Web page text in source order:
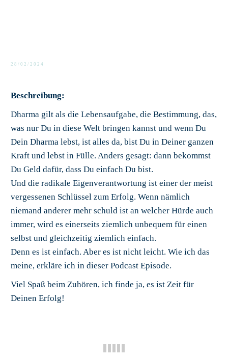
28/02/2024
Beschreibung:
Dharma gilt als die Lebensaufgabe, die Bestimmung, das,
was nur Du in diese Welt bringen kannst und wenn Du
Dein Dharma lebst, ist alles da, bist Du in Deiner ganzen
Kraft und lebst in Fülle. Anders gesagt: dann bekommst
Du Geld dafür, dass Du einfach Du bist.
Und die radikale Eigenverantwortung ist einer der meist
vergessenen Schlüssel zum Erfolg. Wenn nämlich
niemand anderer mehr schuld ist an welcher Hürde auch
immer, wird es einerseits ziemlich unbequem für einen
selbst und gleichzeitig ziemlich einfach.
Denn es ist einfach. Aber es ist nicht leicht. Wie ich das
meine, erkläre ich in dieser Podcast Episode.
Viel Spaß beim Zuhören, ich finde ja, es ist Zeit für
Deinen Erfolg!